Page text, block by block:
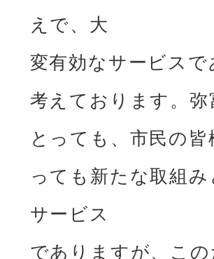
えで、⼤
変有効なサービスで
考えております。弥
とっても、市⺠の皆
っても新たな取組み
サービス
でありますが、こ